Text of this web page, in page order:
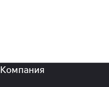
Компания